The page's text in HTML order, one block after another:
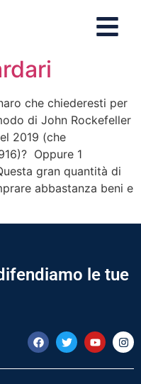
che chiederesti per
di John Rockefeller
2019 (che
Oppure 1
gran quantità di
abbastanza beni e
le tue